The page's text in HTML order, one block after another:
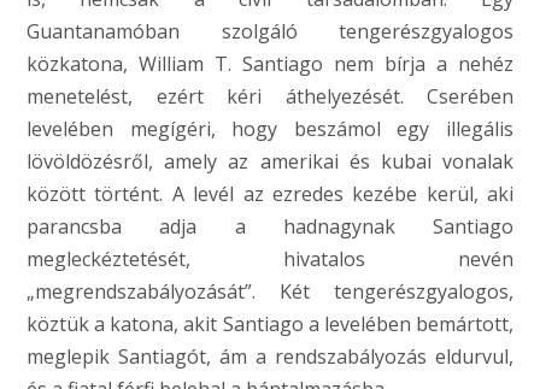
Guantanamóban szolgáló tengerészgyalogos
közkatona, William T. Santiago nem bírja a nehéz
menetelést, ezért kéri áthelyezését. Cserében
levelében megígéri, hogy beszámol egy illegális
lövöldözésről, amely az amerikai és kubai vonalak
között történt. A levél az ezredes kezébe kerül, aki
parancsba adja a hadnagynak Santiago
megleckéztetését, hivatalos nevén
„megrendszabályozását”. Két tengerészgyalogos,
köztük a katona, akit Santiago a levelében bemártott,
meglepik Santiagót, ám a rendszabályozás eldurvul,